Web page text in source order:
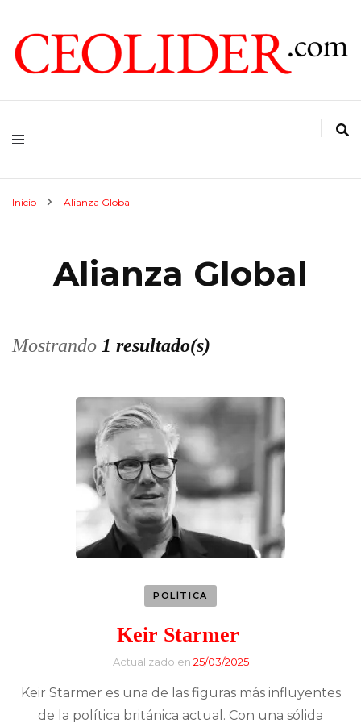
CEOLIDER.COM
Inicio Alianza Global
Alianza Global
Mostrando 1 resultado(s)
POLÍTICA
Keir Starmer
Actualizado en 25/03/2025
Keir Starmer es una de las figuras más influyentes
de la política británica actual. Con una sólida